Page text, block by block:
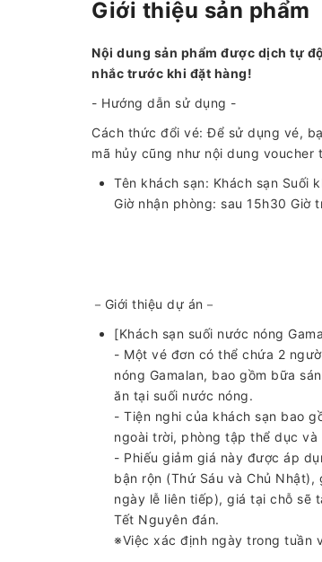
Giới thiệu sản phẩm
Nội dung sản phẩm được dịch tự
nhắc trước khi đặt hàng!
- Hướng dẫn sử dụng -
Cách thức đổi vé: Để sử dụng vé,
mã hủy cũng như nội dung voucher
Tên khách sạn: Khách sạn Suối
Giờ nhận phòng: sau 15h30 Giờ
－Giới thiệu dự án－
[Khách sạn suối nước nóng
- Một vé đơn có thể chứa 2
nóng Gamalan, bao gồm bữa
ăn tại suối nước nóng.
- Tiện nghi của khách sạn bao
ngoài trời, phòng tập thể dục và
- Phiếu giảm giá này được áp
bận rộn (Thứ Sáu và Chủ
ngày lễ liên tiếp), giá tại chỗ sẽ
Tết Nguyên đán.
※Việc xác định ngày trong tuần